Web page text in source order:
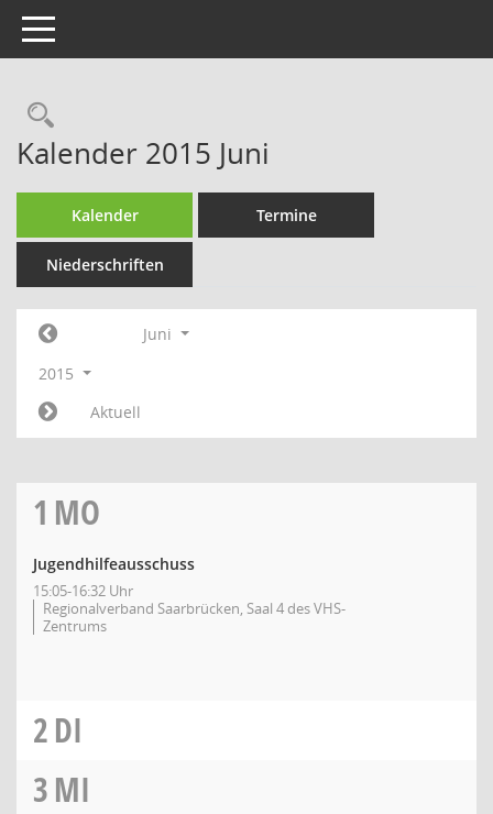
Toggle navigation
Rechercheauswahl
Kalender 2015 Juni
Kalender Termine
Niederschriften
Juni
2015
Aktuell
1 MO
Jugendhilfeausschuss
15:05-16:32 Uhr
Regionalverband Saarbrücken, Saal 4 des VHS-
Zentrums
2DI
3MI